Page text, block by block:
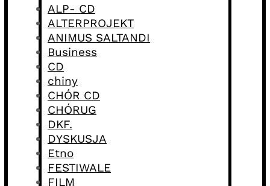
ALP- CD
ALTERPROJEKT
ANIMUS SALTANDI
Business
CD
chiny
CHÓR CD
CHÓRUG
DKF.
DYSKUSJA
Etno
FESTIWALE
FILM